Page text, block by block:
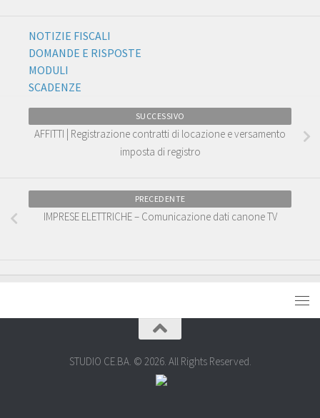
NOTIZIE FISCALI
DOMANDE E RISPOSTE
MODULI
SCADENZE
SUCCESSIVO
AFFITTI | Registrazione contratti di locazione e versamento
imposta di registro
PRECEDENTE
IMPRESE ELETTRICHE – Comunicazione dati canone TV
STUDIO CE.BA. © 2026. All Rights Reserved.